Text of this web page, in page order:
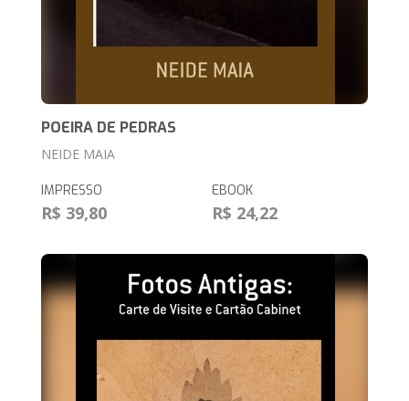
POEIRA DE PEDRAS
NEIDE MAIA
IMPRESSO
R$ 39,80
EBOOK
R$ 24,22